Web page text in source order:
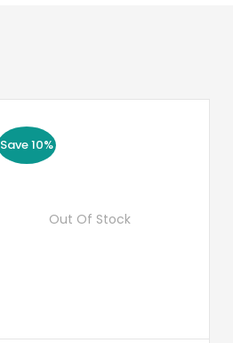
Save 10%
Out Of Stock